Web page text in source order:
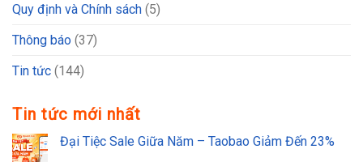
Quy định và Chính sách (5)
Thông báo (37)
Tin tức (144)
Tin tức mới nhất
Đại Tiệc Sale Giữa Năm – Taobao Giảm Đến 23%